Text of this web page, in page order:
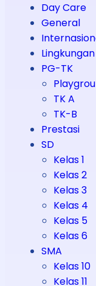
Day Care
General
Lingkungan
PG-TK
TK A
TK-B
Prestasi
SD
Kelas 1
Kelas 2
Kelas 3
Kelas 4
Kelas 5
Kelas 6
SMA
Kelas 10
Kelas 11